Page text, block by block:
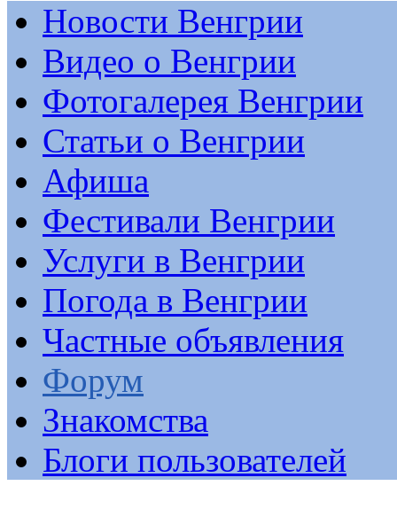
Новости Венгрии
Видео о Венгрии
Фотогалерея Венгрии
Статьи о Венгрии
Афиша
Фестивали Венгрии
Услуги в Венгрии
Погода в Венгрии
Частные объявления
Форум
Знакомства
Блоги пользователей